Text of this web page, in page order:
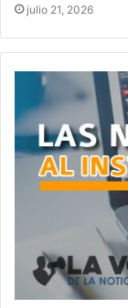
julio 21, 2026